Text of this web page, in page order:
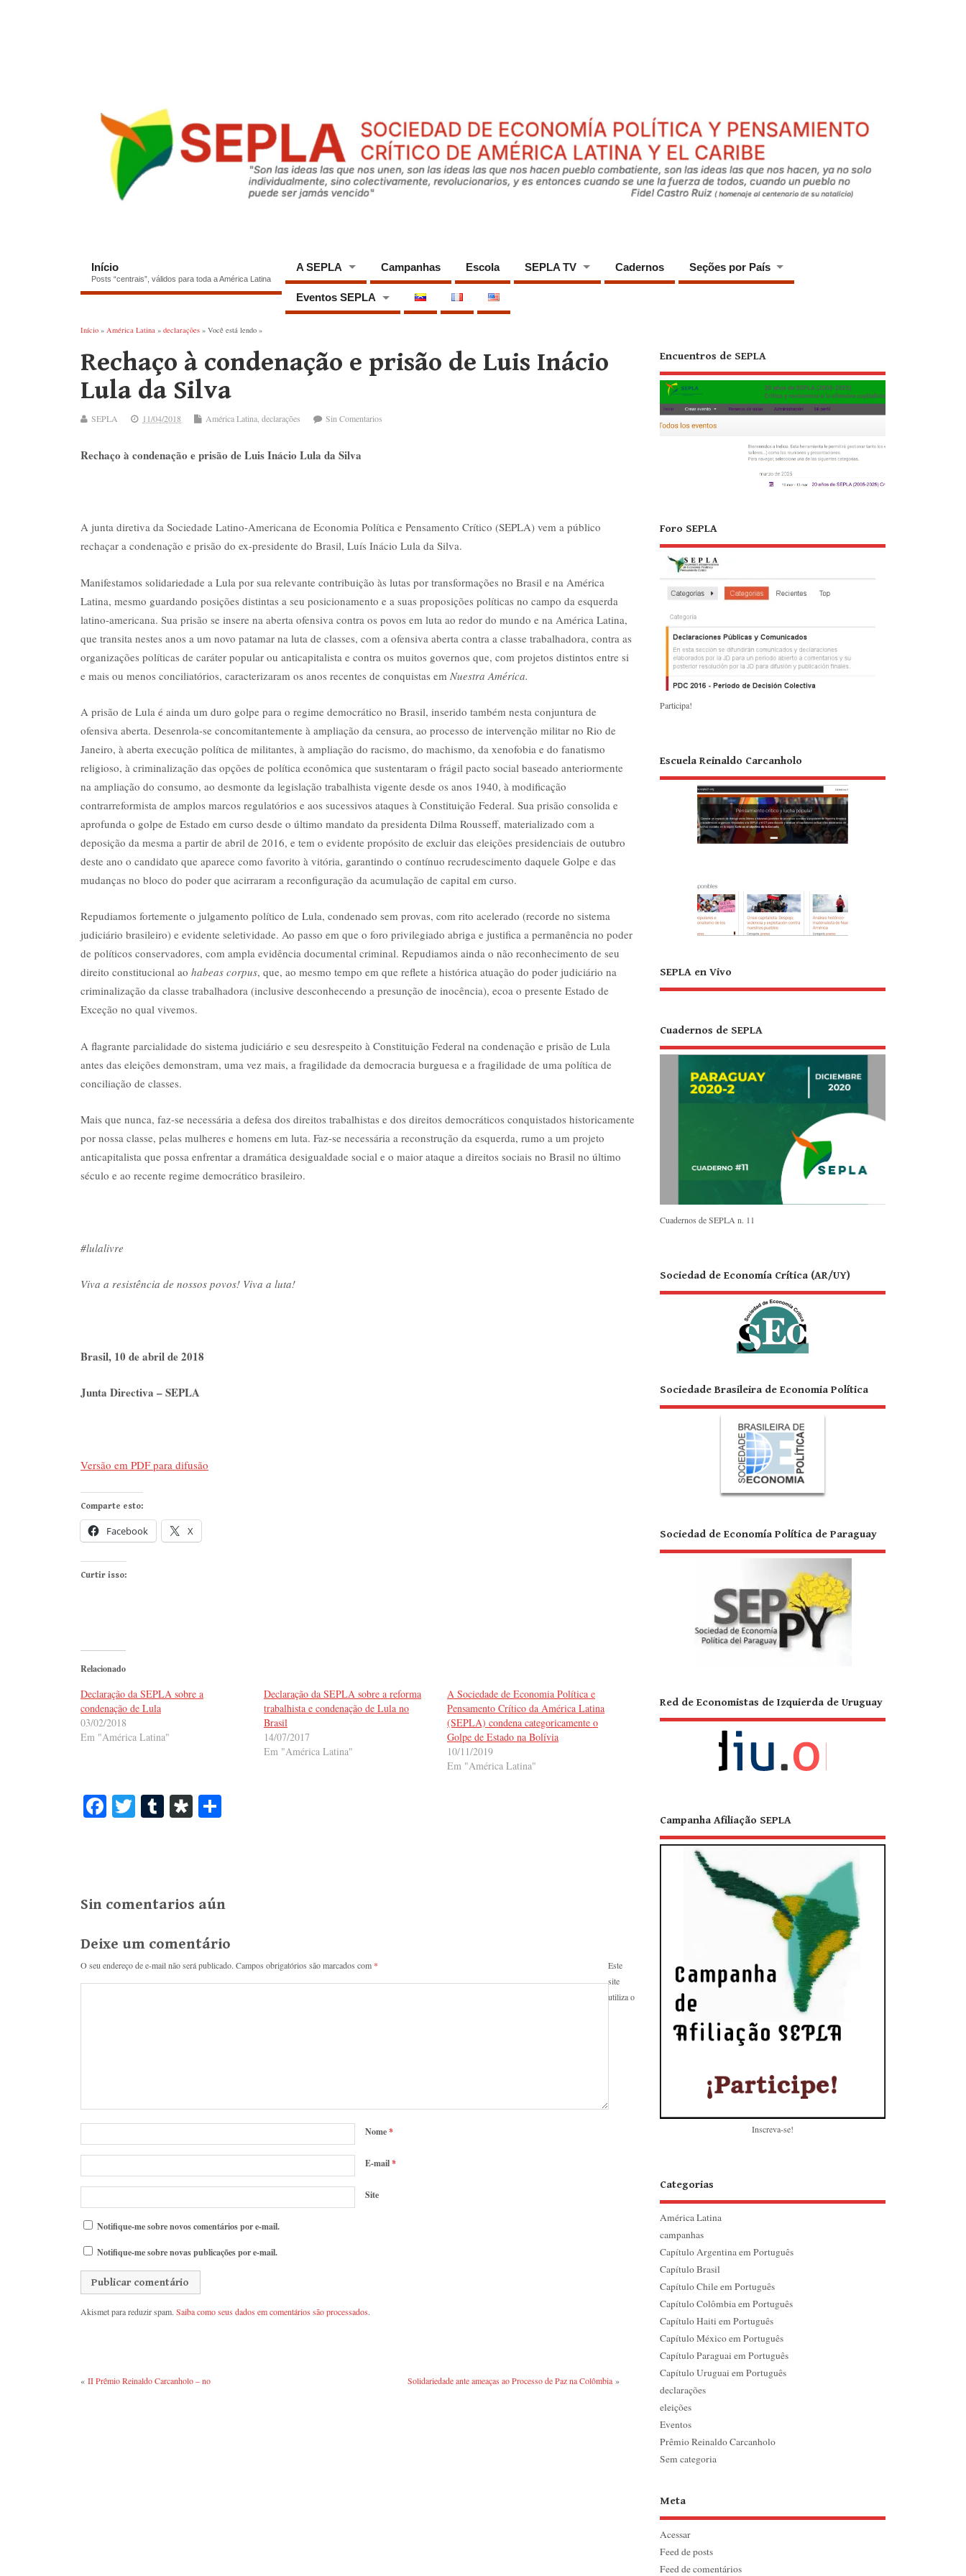
Início
Posts “centrais”, válidos para toda a América Latina
A SEPLA Campanhas Escola SEPLA TV Cadernos Seções por País
Eventos SEPLA
Início » América Latina » declarações » Você está lendo »
Rechaço à condenação e prisão de Luis Inácio
Lula da Silva
SEPLA 11/04/2018 América Latina declarações Sin Comentarios
Rechaço à condenação e prisão de Luis Inácio Lula da Silva
A junta diretiva da Sociedade Latino-Americana de Economia Política e Pensamento Crítico (SEPLA) vem a público
rechaçar a condenação e prisão do ex-presidente do Brasil, Luís Inácio Lula da Silva.
Manifestamos solidariedade a Lula por sua relevante contribuição às lutas por transformações no Brasil e na América
Latina, mesmo guardando posições distintas a seu posicionamento e a suas proposições políticas no campo da esquerda
latino-americana. Sua prisão se insere na aberta ofensiva contra os povos em luta ao redor do mundo e na América Latina,
que transita nestes anos a um novo patamar na luta de classes, com a ofensiva aberta contra a classe trabalhadora, contra as
organizações políticas de caráter popular ou anticapitalista e contra os muitos governos que, com projetos distintos entre si
e mais ou menos conciliatórios, caracterizaram os anos recentes de conquistas em Nuestra América.
A prisão de Lula é ainda um duro golpe para o regime democrático no Brasil, inserido também nesta conjuntura de
ofensiva aberta. Desenrola-se concomitantemente à ampliação da censura, ao processo de intervenção militar no Rio de
Janeiro, à aberta execução política de militantes, à ampliação do racismo, do machismo, da xenofobia e do fanatismo
religioso, à criminalização das opções de política econômica que sustentaram o frágil pacto social baseado anteriormente
na ampliação do consumo, ao desmonte da legislação trabalhista vigente desde os anos 1940, à modificação
contrarreformista de amplos marcos regulatórios e aos sucessivos ataques à Constituição Federal. Sua prisão consolida e
aprofunda o golpe de Estado em curso desde o último mandato da presidenta Dilma Rousseff, materializado com a
deposição da mesma a partir de abril de 2016, e tem o evidente propósito de excluir das eleições presidenciais de outubro
deste ano o candidato que aparece como favorito à vitória, garantindo o contínuo recrudescimento daquele Golpe e das
mudanças no bloco do poder que acirraram a reconfiguração da acumulação de capital em curso.
Repudiamos fortemente o julgamento político de Lula, condenado sem provas, com rito acelerado (recorde no sistema
judiciário brasileiro) e evidente seletividade. Ao passo em que o foro privilegiado abriga e justifica a permanência no poder
de políticos conservadores, com ampla evidência documental criminal. Repudiamos ainda o não reconhecimento de seu
direito constitucional ao habeas corpus, que, ao mesmo tempo em que reflete a histórica atuação do poder judiciário na
criminalização da classe trabalhadora (inclusive desconhecendo a presunção de inocência), ecoa o presente Estado de
Exceção no qual vivemos.
A flagrante parcialidade do sistema judiciário e seu desrespeito à Constituição Federal na condenação e prisão de Lula
antes das eleições demonstram, uma vez mais, a fragilidade da democracia burguesa e a fragilidade de uma política de
conciliação de classes.
Mais que nunca, faz-se necessária a defesa dos direitos trabalhistas e dos direitos democráticos conquistados historicamente
por nossa classe, pelas mulheres e homens em luta. Faz-se necessária a reconstrução da esquerda, rumo a um projeto
anticapitalista que possa enfrentar a dramática desigualdade social e o maior ataque a direitos sociais no Brasil no último
século e ao recente regime democrático brasileiro.
#lulalivre
Viva a resistência de nossos povos! Viva a luta!
Brasil, 10 de abril de 2018
Junta Directiva – SEPLA
Versão em PDF para difusão
Comparte esto:
Facebook X
Curtir isso:
Relacionado
Declaração da SEPLA sobre a
condenação de Lula
03/02/2018
Em "América Latina"
Declaração da SEPLA sobre a reforma
trabalhista e condenação de Lula no
Brasil
14/07/2017
Em "América Latina"
A Sociedade de Economia Política e
Pensamento Crítico da América Latina
(SEPLA) condena categoricamente o
Golpe de Estado na Bolívia
10/11/2019
Em "América Latina"
Fa T T
r
Di
Sin comentarios aún
Deixe um comentário
O seu endereço de e-mail não será publicado. Campos obrigatórios são marcados com *
Nome*
E-mail*
Site
Notifique-me sobre novos comentários por e-mail.
Notifique-me sobre novas publicações por e-mail.
Este
site
utiliza o
Akismet para reduzir spam. Saiba como seus dados em comentários são processados.
« II Prêmio Reinaldo Carcanholo – no Solidariedade ante ameaças ao Processo de Paz na Colômbia»
Encuentros de SEPLA
Foro SEPLA
Participa!
Escuela Reinaldo Carcanholo
SEPLA en Vivo
Cuadernos de SEPLA
Cuadernos de SEPLA n. 11
Sociedad de Economía Crítica (AR/UY)
Sociedade Brasileira de Economia Política
Sociedad de Economía Política de Paraguay
Red de Economistas de Izquierda de Uruguay
Campanha Afiliação SEPLA
Inscreva-se!
Categorias
América Latina
campanhas
Capítulo Argentina em Português
Capítulo Brasil
Capítulo Chile em Português
Capítulo Colômbia em Português
Capítulo Haiti em Português
Capítulo México em Português
Capítulo Paraguai em Português
Capítulo Uruguai em Português
declarações
eleições
Eventos
Prêmio Reinaldo Carcanholo
Sem categoria
Meta
Acessar
Feed de posts
Feed de comentários